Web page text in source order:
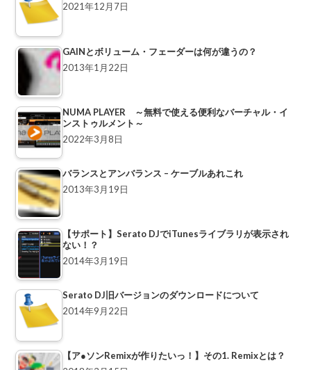
2021年12月7日
GAINとボリューム・フェーダーは何が違うの？
2013年1月22日
NUMA PLAYER ～無料で使える便利なバーチャル・イ
ンストゥルメント～
2022年3月8日
バランスとアンバランス – ケーブルあれこれ
2013年3月19日
【サポート】Serato DJでiTunesライブラリが表示され
ない！？
2014年3月19日
Serato DJ旧バージョンのダウンロードについて
2014年9月22日
【ア●ソンRemixが作りたいっ！】その1. Remixとは？